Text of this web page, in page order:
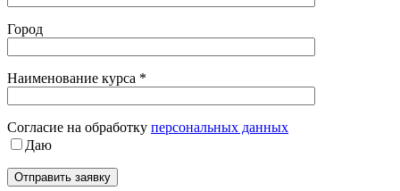
Город
Наименование курса *
Cогласие на обработку персональных данных
Даю